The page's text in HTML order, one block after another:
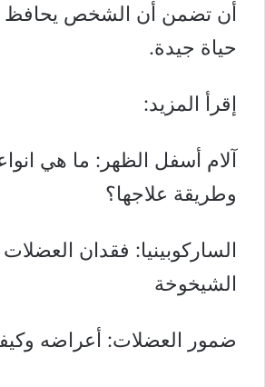
أن تضمن أن الشخص يحافظ
حياة جيدة.
إقرأ المزيد:
آلام أسفل الظهر: ما هي
وطريقة علاجها؟
الساركوبينيا: فقدان
الشيخوخة
ضمور العضلات: أعراضه